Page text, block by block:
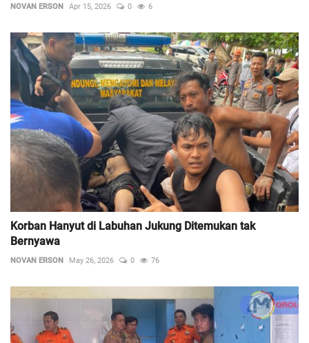
NOVAN ERSON Apr 15, 2026 0 6
Korban Hanyut di Labuhan Jukung Ditemukan tak
Bernyawa
NOVAN ERSON May 26, 2026 0 76